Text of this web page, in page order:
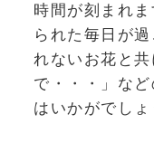
時間が刻まれ
られた毎日が
れないお花と
で・・・」な
はいかがでしょ